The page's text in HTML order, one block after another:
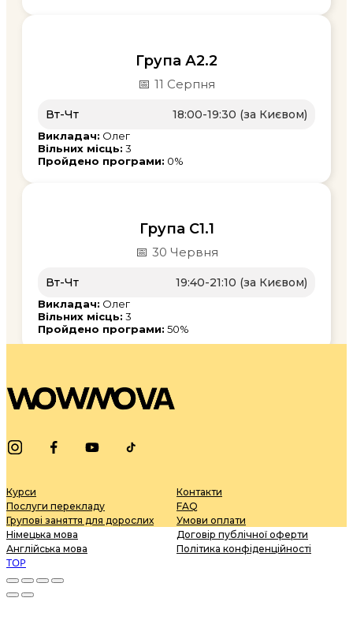
Група А2.2
📅 11 Серпня
Вт-Чт 18:00-19:30 (за Києвом)
Викладач: Олег
Вільних місць: 3
Пройдено програми: 0%
Група С1.1
📅 30 Червня
Вт-Чт 19:40-21:10 (за Києвом)
Викладач: Олег
Вільних місць: 3
Пройдено програми: 50%
Курси
Послуги перекладу
Групові заняття для дорослих
Німецька мова
Англійська мова
Контакти
FAQ
Умови оплати
Договір публічної оферти
Політика конфіденційності
TOP